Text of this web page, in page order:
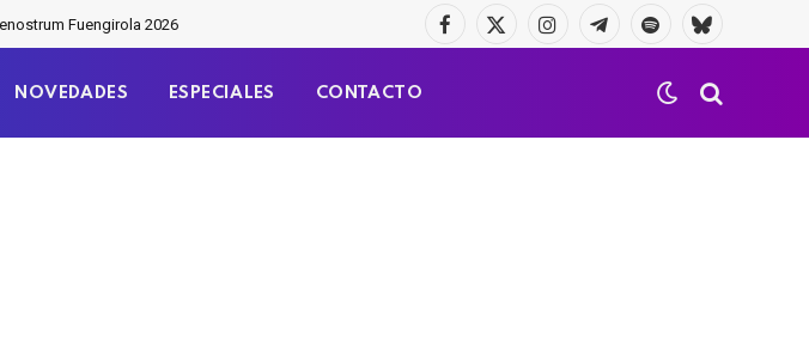
Fuengirola 2026
Facebook
X
InstagramTelegramaSpotifyBluesky
NOVEDADES ESPECIALES CONTACTO